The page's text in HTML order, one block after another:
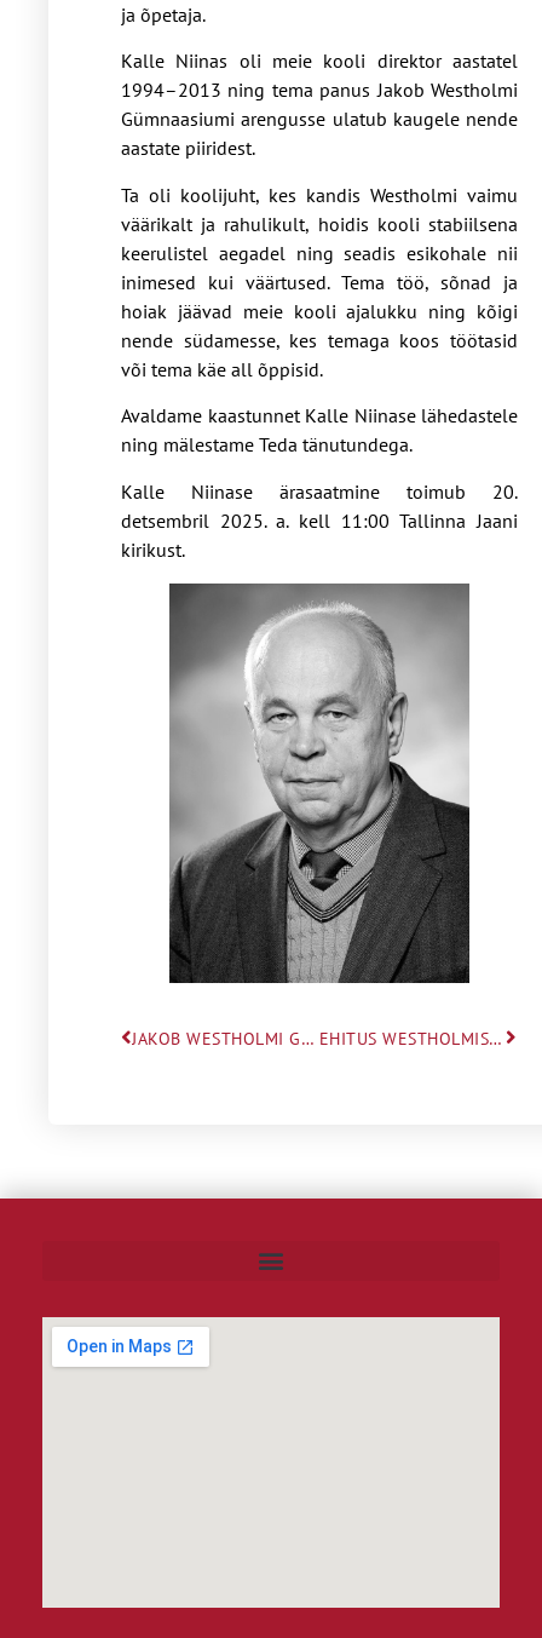
ja õpetaja.
Kalle Niinas oli meie kooli direktor aastatel
1994–2013 ning tema panus Jakob Westholmi
Gümnaasiumi arengusse ulatub kaugele nende
aastate piiridest.
Ta oli koolijuht, kes kandis Westholmi vaimu
väärikalt ja rahulikult, hoidis kooli stabiilsena
keerulistel aegadel ning seadis esikohale nii
inimesed kui väärtused. Tema töö, sõnad ja
hoiak jäävad meie kooli ajalukku ning kõigi
nende südamesse, kes temaga koos töötasid
või tema käe all õppisid.
Avaldame kaastunnet Kalle Niinase lähedastele
ning mälestame Teda tänutundega.
Kalle Niinase ärasaatmine toimub 20.
detsembril 2025. a. kell 11:00 Tallinna Jaani
kirikust.
JAKOB WESTHOLMI GÜMNAASIUMI JÕULUKONTSERT EHITUS WESTHOLMIS ON ALANUD